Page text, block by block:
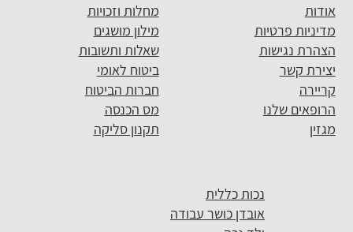
אודות
מדיניות פרטיות
הצהרת נגישות
יצירת קשר
קריירה
הרופאים שלנו
מגזין
מחלות וזכויות
מילון מושגים
שאלות ותשובות
ביטוח לאומי
חברות הביטוח
מס הכנסה
תקנון סליקה
נכות כללית
אובדן כושר עבודה